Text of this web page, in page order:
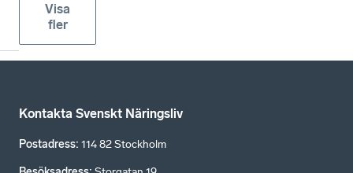
Visa
fler
Kontakta Svenskt Näringsliv
Postadress: 114 82 Stockholm